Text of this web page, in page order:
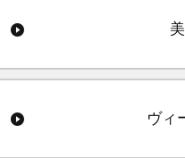
ヴィ